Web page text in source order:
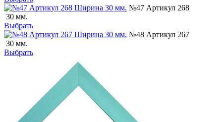
№47 Артикул 268
30 мм.
Выбрать
№48 Артикул 267
30 мм.
Выбрать